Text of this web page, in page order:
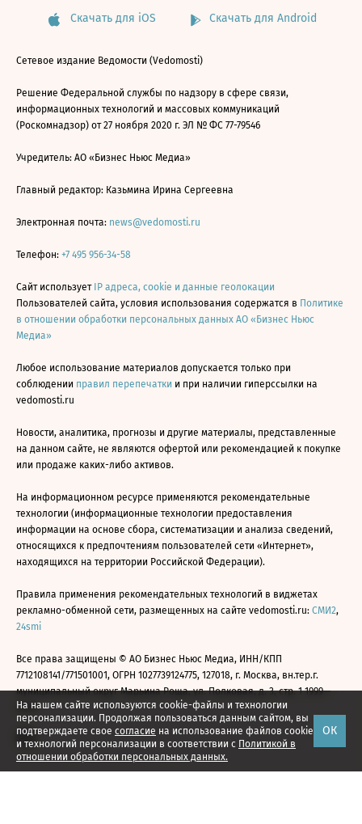
На нашем сайте используются cookie-файлы и технологии
персонализации. Продолжая пользоваться данным сайтом, вы
подтверждаете свое согласие на использование файлов cookie
и технологий персонализации в соответствии с Политикой в
отношении обработки персональных данных.
ОК
Скачать для iOS Скачать для Android
Сетевое издание Ведомости (Vedomosti)
Решение Федеральной службы по надзору в сфере связи,
информационных технологий и массовых коммуникаций
(Роскомнадзор) от 27 ноября 2020 г. ЭЛ № ФС 77-79546
Учредитель: АО «Бизнес Ньюс Медиа»
Главный редактор: Казьмина Ирина Сергеевна
Электронная почта: news@vedomosti.ru
Телефон: +7 495 956-34-58
Сайт использует IP адреса, cookie и данные геолокации
Пользователей сайта, условия использования содержатся в Политике
в отношении обработки персональных данных АО «Бизнес Ньюс
Медиа»
Любое использование материалов допускается только при
соблюдении правил перепечатки и при наличии гиперссылки на
vedomosti.ru
Новости, аналитика, прогнозы и другие материалы, представленные
на данном сайте, не являются офертой или рекомендацией к покупке
или продаже каких-либо активов.
На информационном ресурсе применяются рекомендательные
технологии (информационные технологии предоставления
информации на основе сбора, систематизации и анализа сведений,
относящихся к предпочтениям пользователей сети «Интернет»,
находящихся на территории Российской Федерации).
Правила применения рекомендательных технологий в виджетах
рекламно-обменной сети, размещенных на сайте vedomosti.ru: СМИ2,
24smi
Все права защищены © АО Бизнес Ньюс Медиа, ИНН/КПП
7712108141/771501001, ОГРН 1027739124775, 127018, г. Москва, вн.тер.г.
муниципальный округ Марьина Роща, ул. Полковая, д. 3, стр. 1 1999—
2026